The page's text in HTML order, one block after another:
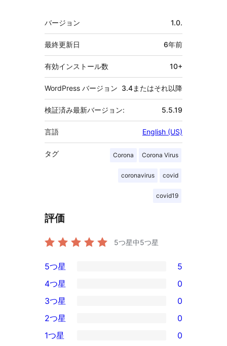
メ
タ
バージョン 1.0.
最終更新日 6年前
有効インストール数 10+
WordPress バージョン 3.4またはそれ以降
検証済み最新バージョン: 5.5.19
言語 English (US)
タグ Corona Corona Virus
coronavirus covid
covid19
評価
5つ星中5つ星
5
5-
星
レ
ビ
5つ星 5
4-
星
レ
4つ星 0
0
3-
星
3つ星 0
2-
2つ星 0
1つ星 0